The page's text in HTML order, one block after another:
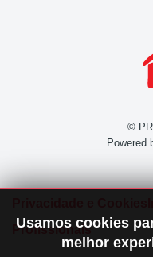
Usamos cookies
melhor
©
Powered
Profissionais